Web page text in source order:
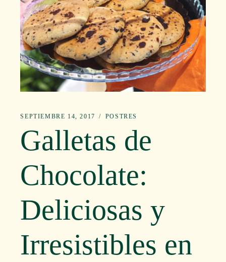
SEPTIEMBRE 14, 2017 POSTRES
Galletas de
Chocolate:
Deliciosas y
Irresistibles en